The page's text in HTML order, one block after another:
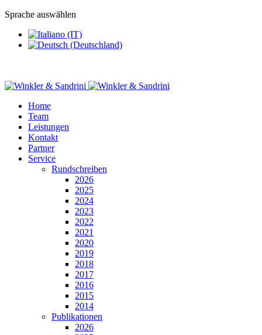
Sprache auswählen
Home
Team
Leistungen
Kontakt
Partner
Service
Rundschreiben
2026
2025
2024
2023
2022
2021
2020
2019
2018
2017
2016
2015
2014
Publikationen
2026